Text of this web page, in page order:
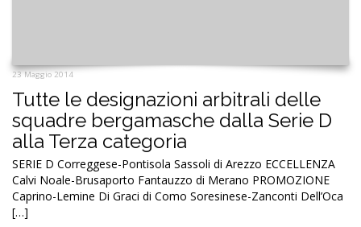
23 Maggio 2014
Tutte le designazioni arbitrali delle
squadre bergamasche dalla Serie D
alla Terza categoria
SERIE D Correggese-Pontisola Sassoli di Arezzo ECCELLENZA
Calvi Noale-Brusaporto Fantauzzo di Merano PROMOZIONE
Caprino-Lemine Di Graci di Como Soresinese-Zanconti Dell’Oca
[…]